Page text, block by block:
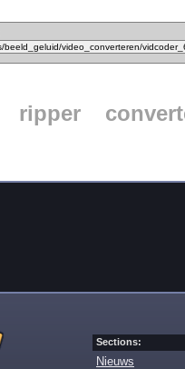
ripper
Sections:
Nieuws